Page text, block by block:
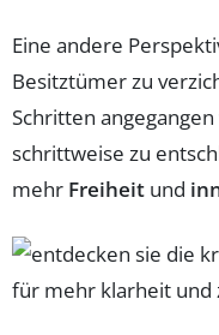
Eine andere
Besitztümer zu
Schritten
schrittweise zu
mehr Freiheit und